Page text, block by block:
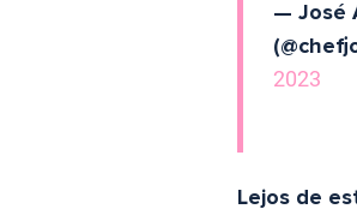
—
2023
Lejos de